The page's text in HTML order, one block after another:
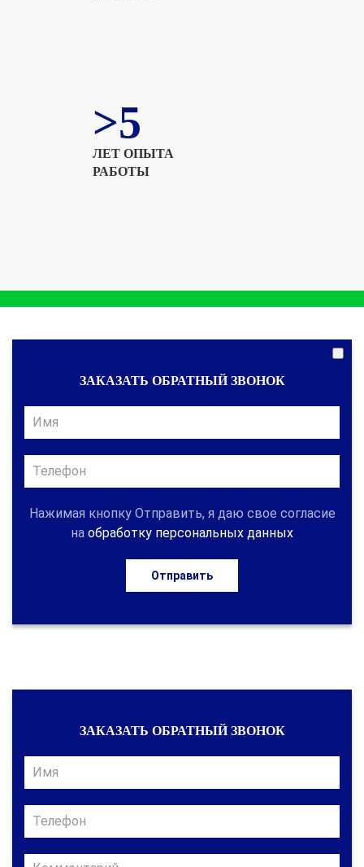
>5
ЛЕТ ОПЫТА
РАБОТЫ
ЗАКАЗАТЬ ОБРАТНЫЙ ЗВОНОК
Нажимая кнопку Отправить, я даю свое согласие
на обработку персональных данных
Отправить
ЗАКАЗАТЬ ОБРАТНЫЙ ЗВОНОК